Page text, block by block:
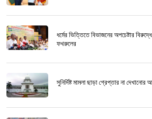
ধর্মের ভিত্তিতে বিভাজনের অপচেষ্টার
ফখরুলের
সুনির্দিষ্ট মামলা ছাড়া গ্রেপ্তার না